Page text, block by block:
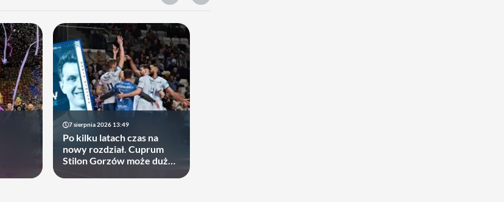
7 sierpnia 2026 13:49
Po kilku latach czas na
nowy rozdział. Cuprum
Stilon Gorzów może dużo